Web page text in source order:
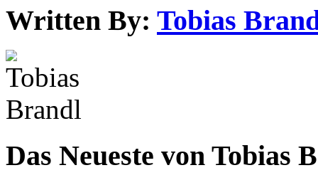
Written By: Tobias
Das Neueste von Tobias